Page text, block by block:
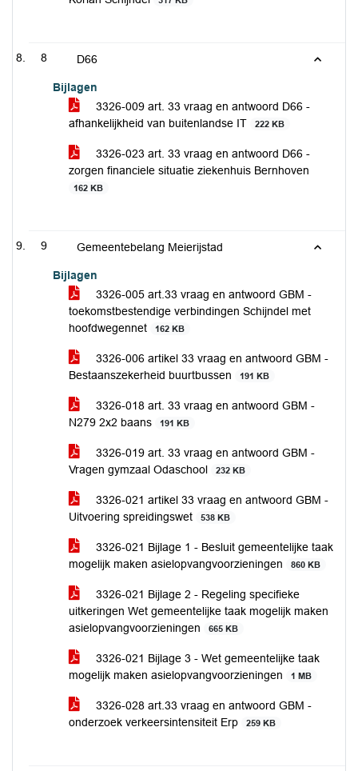
8 D66
Bijlagen
3326-009 art. 33 vraag en antwoord D66 -
afhankelijkheid van buitenlandse IT
222 KB
3326-023 art. 33 vraag en antwoord D66 -
zorgen financiele situatie ziekenhuis Bernhoven
162 KB
9 Gemeentebelang Meierijstad
Bijlagen
3326-005 art.33 vraag en antwoord GBM -
toekomstbestendige verbindingen Schijndel met
hoofdwegennet
162 KB
3326-006 artikel 33 vraag en antwoord GBM -
Bestaanszekerheid buurtbussen
191 KB
3326-018 art. 33 vraag en antwoord GBM -
N279 2x2 baans
191 KB
3326-019 art. 33 vraag en antwoord GBM -
Vragen gymzaal Odaschool
232 KB
3326-021 artikel 33 vraag en antwoord GBM -
Uitvoering spreidingswet
538 KB
3326-021 Bijlage 1 - Besluit gemeentelijke taak
mogelijk maken asielopvangvoorzieningen
860 KB
3326-021 Bijlage 2 - Regeling specifieke
uitkeringen Wet gemeentelijke taak mogelijk maken
asielopvangvoorzieningen
665 KB
3326-021 Bijlage 3 - Wet gemeentelijke taak
mogelijk maken asielopvangvoorzieningen
1 MB
3326-028 art.33 vraag en antwoord GBM -
onderzoek verkeersintensiteit Erp
259 KB